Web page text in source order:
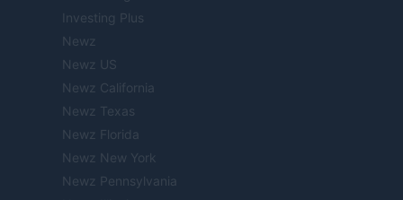
Investing Plus
Newz
Newz US
Newz California
Newz Texas
Newz Florida
Newz New York
Newz Pennsylvania